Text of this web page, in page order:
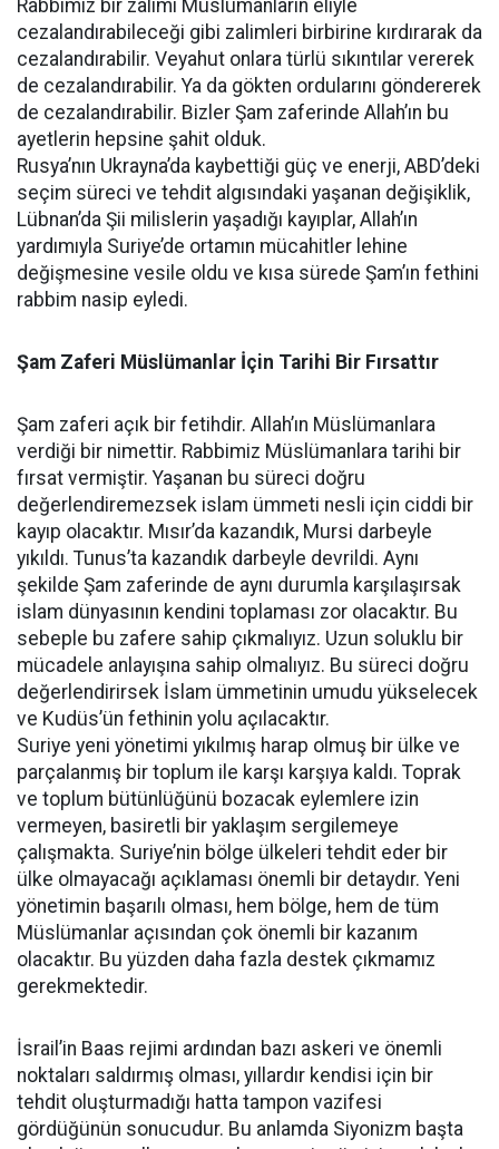
Rabbimiz bir zalimi Müslümanların eliyle
cezalandırabileceği gibi zalimleri birbirine kırdırarak da
cezalandırabilir. Veyahut onlara türlü sıkıntılar vererek
de cezalandırabilir. Ya da gökten ordularını göndererek
de cezalandırabilir. Bizler Şam zaferinde Allah’ın bu
ayetlerin hepsine şahit olduk.
Rusya’nın Ukrayna’da kaybettiği güç ve enerji, ABD’deki
seçim süreci ve tehdit algısındaki yaşanan değişiklik,
Lübnan’da Şii milislerin yaşadığı kayıplar, Allah’ın
yardımıyla Suriye’de ortamın mücahitler lehine
değişmesine vesile oldu ve kısa sürede Şam’ın fethini
rabbim nasip eyledi.
Şam Zaferi Müslümanlar İçin Tarihi Bir Fırsattır
Şam zaferi açık bir fetihdir. Allah’ın Müslümanlara
verdiği bir nimettir. Rabbimiz Müslümanlara tarihi bir
fırsat vermiştir. Yaşanan bu süreci doğru
değerlendiremezsek islam ümmeti nesli için ciddi bir
kayıp olacaktır. Mısır’da kazandık, Mursi darbeyle
yıkıldı. Tunus’ta kazandık darbeyle devrildi. Aynı
şekilde Şam zaferinde de aynı durumla karşılaşırsak
islam dünyasının kendini toplaması zor olacaktır. Bu
sebeple bu zafere sahip çıkmalıyız. Uzun soluklu bir
mücadele anlayışına sahip olmalıyız. Bu süreci doğru
değerlendirirsek İslam ümmetinin umudu yükselecek
ve Kudüs’ün fethinin yolu açılacaktır.
Suriye yeni yönetimi yıkılmış harap olmuş bir ülke ve
parçalanmış bir toplum ile karşı karşıya kaldı. Toprak
ve toplum bütünlüğünü bozacak eylemlere izin
vermeyen, basiretli bir yaklaşım sergilemeye
çalışmakta. Suriye’nin bölge ülkeleri tehdit eder bir
ülke olmayacağı açıklaması önemli bir detaydır. Yeni
yönetimin başarılı olması, hem bölge, hem de tüm
Müslümanlar açısından çok önemli bir kazanım
olacaktır. Bu yüzden daha fazla destek çıkmamız
gerekmektedir.
İsrail’in Baas rejimi ardından bazı askeri ve önemli
noktaları saldırmış olması, yıllardır kendisi için bir
tehdit oluşturmadığı hatta tampon vazifesi
gördüğünün sonucudur. Bu anlamda Siyonizm başta